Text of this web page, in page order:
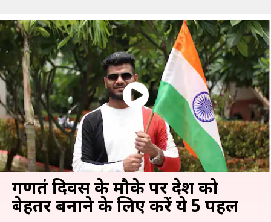
गणतंत्र दिवस के मौके पर देश को
बेहतर बनाने के लिए करें ये 5 पहल